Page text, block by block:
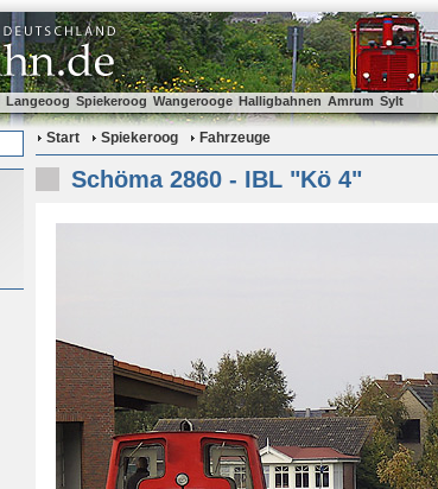
Langeoog Spiekeroog Wangerooge Halligbahnen Amrum Sylt
Start Spiekeroog Fahrzeuge
Schöma 2860 - IBL "Kö 4"